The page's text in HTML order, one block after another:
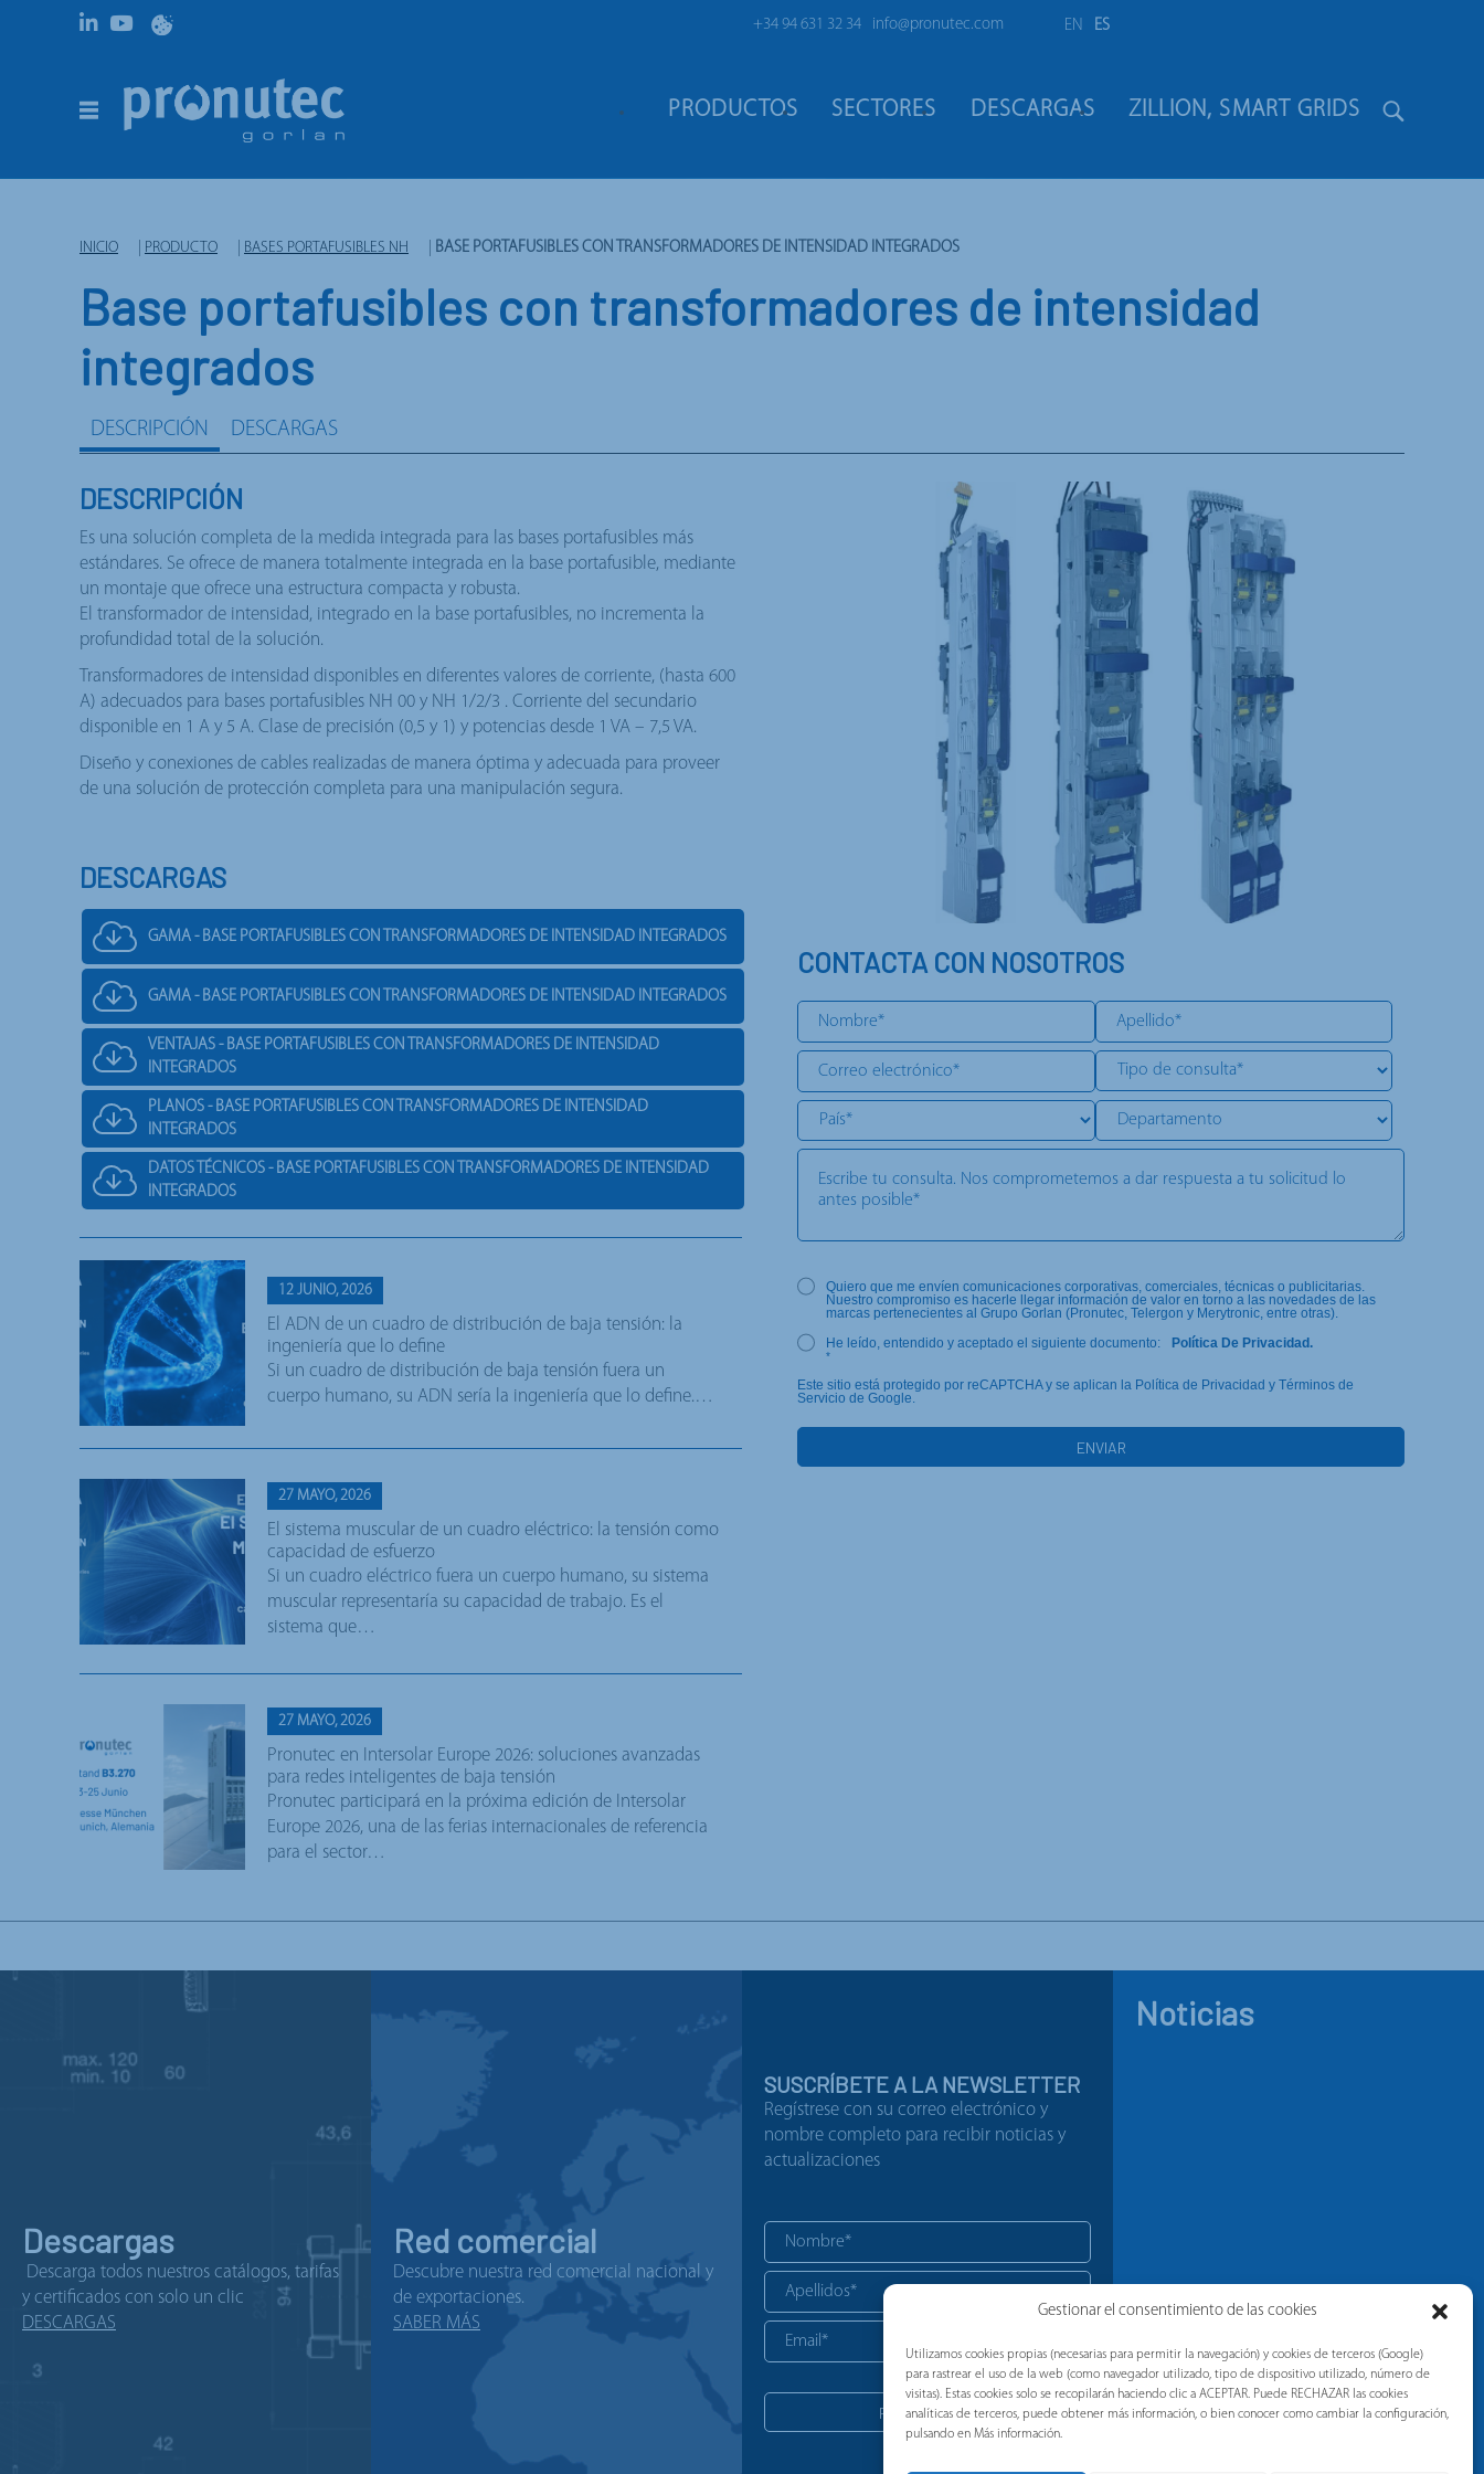
Gestionar el consentimiento de las cookies
Utilizamos cookies propias (necesarias para permitir la navegación) y cookies de terceros (Google)
para rastrear el uso de la web (como navegador utilizado, tipo de dispositivo utilizado, número de
visitas). Estas cookies solo se recopilarán haciendo clic a ACEPTAR. Puede RECHAZAR las cookies
analíticas de terceros, puede obtener más información, o bien conocer como cambiar la configuración,
pulsando en Más información.
+34 94 631 32 34 info@pronutec.com EN ES
PRODUCTOS SECTORES DESCARGAS ZILLION, SMART GRIDS
INICIO PRODUCTO BASES PORTAFUSIBLES NH BASE PORTAFUSIBLES CON TRANSFORMADORES DE INTENSIDAD INTEGRADOS
Base portafusibles con transformadores de intensidad
integrados
DESCRIPCIÓN DESCARGAS
DESCRIPCIÓN
Es una solución completa de la medida integrada para las bases portafusibles más
estándares. Se ofrece de manera totalmente integrada en la base portafusible, mediante
un montaje que ofrece una estructura compacta y robusta.
El transformador de intensidad, integrado en la base portafusibles, no incrementa la
profundidad total de la solución.
Transformadores de intensidad disponibles en diferentes valores de corriente, (hasta 600
A) adecuados para bases portafusibles NH 00 y NH 1/2/3 . Corriente del secundario
disponible en 1 A y 5 A. Clase de precisión (0,5 y 1) y potencias desde 1 VA – 7,5 VA.
Diseño y conexiones de cables realizadas de manera óptima y adecuada para proveer
de una solución de protección completa para una manipulación segura.
DESCARGAS
GAMA - BASE PORTAFUSIBLES CON TRANSFORMADORES DE INTENSIDAD INTEGRADOS
GAMA - BASE PORTAFUSIBLES CON TRANSFORMADORES DE INTENSIDAD INTEGRADOS
VENTAJAS - BASE PORTAFUSIBLES CON TRANSFORMADORES DE INTENSIDAD
INTEGRADOS
PLANOS - BASE PORTAFUSIBLES CON TRANSFORMADORES DE INTENSIDAD
INTEGRADOS
DATOS TÉCNICOS - BASE PORTAFUSIBLES CON TRANSFORMADORES DE INTENSIDAD
INTEGRADOS
12 JUNIO, 2026
El ADN de un cuadro de distribución de baja tensión: la
ingeniería que lo define
Si un cuadro de distribución de baja tensión fuera un
cuerpo humano, su ADN sería la ingeniería que lo define.…
27 MAYO, 2026
El sistema muscular de un cuadro eléctrico: la tensión como
capacidad de esfuerzo
Si un cuadro eléctrico fuera un cuerpo humano, su sistema
muscular representaría su capacidad de trabajo. Es el
sistema que…
27 MAYO, 2026
Pronutec en Intersolar Europe 2026: soluciones avanzadas
para redes inteligentes de baja tensión
Pronutec participará en la próxima edición de Intersolar
Europe 2026, una de las ferias internacionales de referencia
para el sector…
CONTACTA CON NOSOTROS
Quiero que me envíen comunicaciones corporativas, comerciales, técnicas o publicitarias.
Nuestro compromiso es hacerle llegar información de valor en torno a las novedades de las
marcas pertenecientes al Grupo Gorlan (Pronutec, Telergon y Merytronic, entre otras).
He leído, entendido y aceptado el siguiente documento:
Política De Privacidad.
*
Este sitio está protegido por reCAPTCHA y se aplican la Política de Privacidad y Términos de
Servicio de Google.
Descargas
Descarga todos nuestros catálogos, tarifas
y certificados con solo un clic
DESCARGAS
Red comercial
Descubre nuestra red comercial nacional y
de exportaciones.
SABER MÁS
SUSCRÍBETE A LA NEWSLETTER
Regístrese con su correo electrónico y
nombre completo para recibir noticias y
actualizaciones
Noticias